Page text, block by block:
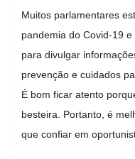
Muitos parlamentares
pandemia do Covid-19
para divulgar
prevenção e cuidados
É bom ficar atento
besteira. Portanto, é
que confiar em